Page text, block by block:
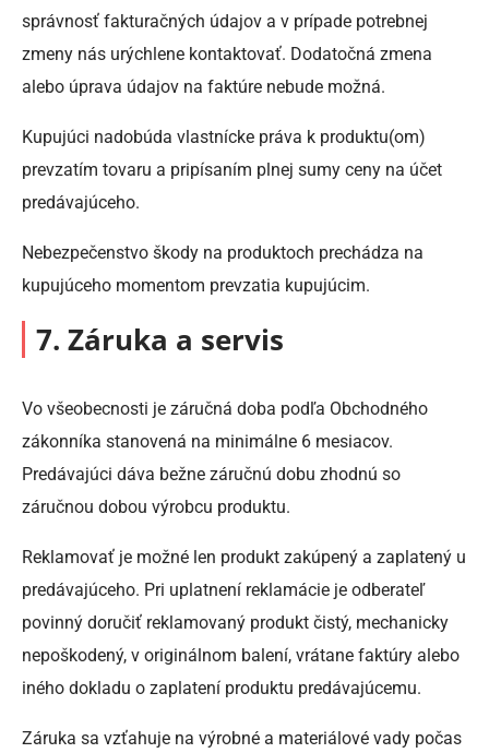
správnosť fakturačných údajov a v prípade potrebnej
zmeny nás urýchlene kontaktovať. Dodatočná zmena
alebo úprava údajov na faktúre nebude možná.
Kupujúci nadobúda vlastnícke práva k produktu(om)
prevzatím tovaru a pripísaním plnej sumy ceny na účet
predávajúceho.
Nebezpečenstvo škody na produktoch prechádza na
kupujúceho momentom prevzatia kupujúcim.
7. Záruka a servis
Vo všeobecnosti je záručná doba podľa Obchodného
zákonníka stanovená na minimálne 6 mesiacov.
Predávajúci dáva bežne záručnú dobu zhodnú so
záručnou dobou výrobcu produktu.
Reklamovať je možné len produkt zakúpený a zaplatený u
predávajúceho. Pri uplatnení reklamácie je odberateľ
povinný doručiť reklamovaný produkt čistý, mechanicky
nepoškodený, v originálnom balení, vrátane faktúry alebo
iného dokladu o zaplatení produktu predávajúcemu.
Záruka sa vzťahuje na výrobné a materiálové vady počas